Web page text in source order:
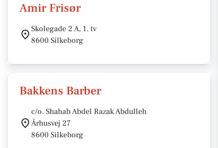
Amir Frisør
Skolegade 2 A, 1. tv
8600 Silkeborg
Bakkens Barber
c/o. Shahab Abdel Razak Abdulleh
Århusvej 27
8600 Silkeborg